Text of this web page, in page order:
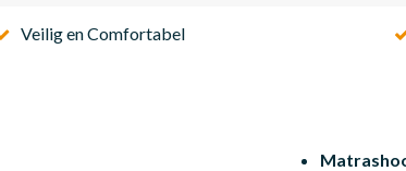
Veilig en Comfortabel